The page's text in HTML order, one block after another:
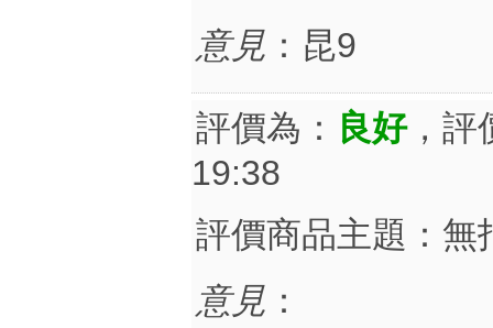
意見 ：昆9
評價為： 良好，評
19:38
評價商品主題：無
意見 ：